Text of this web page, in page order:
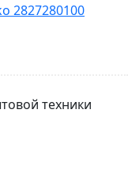
2827280100
техники